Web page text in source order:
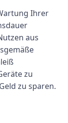
Ihrer
aus
zu
zu sparen.